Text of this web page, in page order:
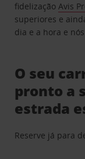
fidelizaçãoAvis
superiores e
dia e a hora e
O seu
pronto a
estrada
Reserve já para